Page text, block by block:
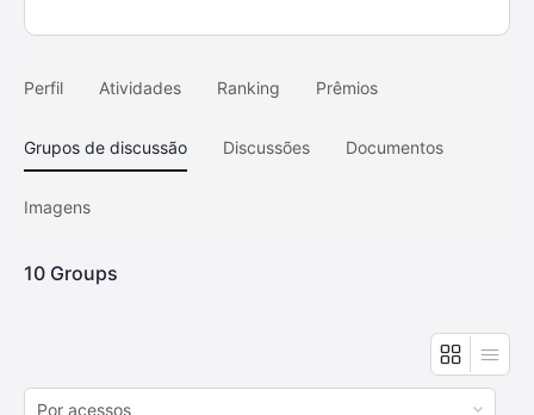
Perfil Atividades Ranking Prêmios
Grupos de discussão Discussões Documentos
Imagens
10 Groups
Order